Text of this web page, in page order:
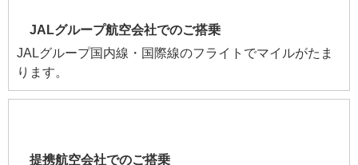
JALグループ航空会社でのご搭乗
JALグループ国内線・国際線のフライトでマイルがたま
ります。
提携航空会社でのご搭乗